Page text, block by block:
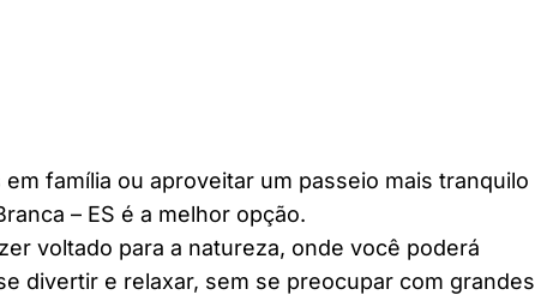
família ou aproveitar um passeio mais tranquilo
– ES é a melhor opção.
voltado para a natureza, onde você poderá
divertir e relaxar, sem se preocupar com grandes